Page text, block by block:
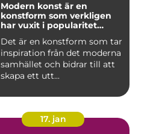
Modern konst är en
konstform som verkligen
har vuxit i popularitet
decennierna
Det är en konstform som tar
inspiration från det moderna
samhället och bidrar till att
skapa ett utt...
17. jan